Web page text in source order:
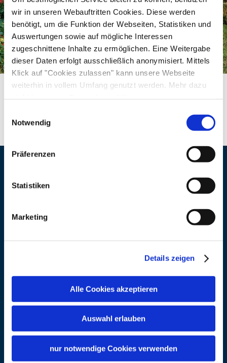
wir in unseren Webauftritten Cookies. Diese werden
benötigt, um die Funktion der Webseiten, Statistiken und
Auswertungen sowie auf mögliche Interessen
zugeschnittene Inhalte zu ermöglichen. Eine Weitergabe
dieser Daten erfolgt ausschließlich anonymisiert. Mittels
Klick auf "Cookies zulassen" kann unsere Webseite
weiterhin in vollem Umfang genutzt werden. Mehr dazu
steht in unserer Datenschutzerklärung.
gelistet.
Notwendig
Präferenzen
Statistiken
Marketing
Details zeigen
Alle Cookies akzeptieren
Auswahl erlauben
nur notwendige Cookies verwenden
ma moi – Boarische Liadl für kloane Leut“
14 Uhr: Herbstliedersingen „Boarische
Singstund“
15 Uhr: Vorstellung der neuen Publikation
„Die Roaner Sängerinnen“ mit den
Sunnaukirchner Sängerinnen
17 Uhr: Andacht mit geistlichen
Bei schlechtem Wetter finden die Veranstaltungen
Der Eintritt ist frei!
©
+49 8624 897422
Adresse
Kultur- und Bildungszentrum
Kloster Seeon
Klosterweg 1
83370 Seeon